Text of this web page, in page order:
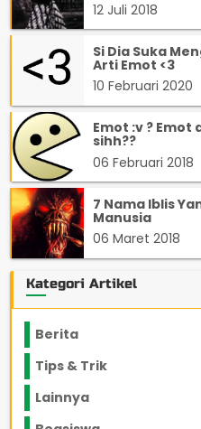
12 Juli 2018
Si Dia Suka
Arti Emot <3
10 Februari 2020
Emot :v ? Emot
sihh??
06 Februari 2018
7 Nama Iblis
Manusia
06 Maret 2018
Kategori Artikel
Berita
Tips & Trik
Lainnya